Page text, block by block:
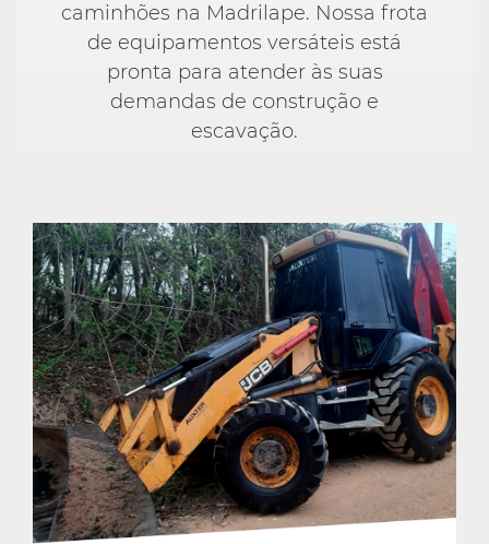
caminhões na Madrilape. Nossa frota
de equipamentos versáteis está
pronta para atender às suas
demandas de construção e
escavação.